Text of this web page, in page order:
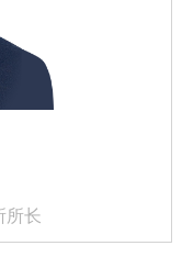
所长